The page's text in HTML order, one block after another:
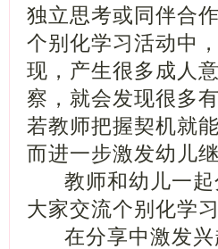
独立思考或同伴合
个别化学习活动中
现，产生很多成人
察，就会发现很多
若教师把握契机就
而进一步激发幼儿
教师和幼儿一起
大家交流个别化学
在分享中激发兴